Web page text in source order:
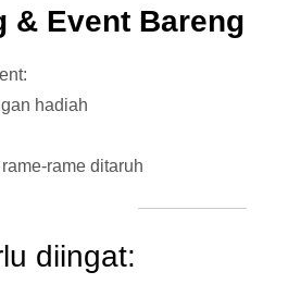
& Event Bareng
hadiah
rame ditaruh
diingat: